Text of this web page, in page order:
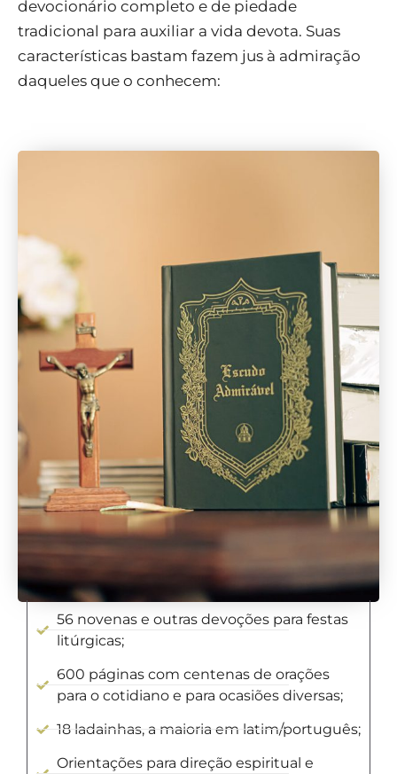
devocionário completo e de piedade
tradicional para auxiliar a vida devota. Suas
características bastam fazem jus à admiração
daqueles que o conhecem:
56 novenas e outras devoções para festas
litúrgicas;
600 páginas com centenas de orações
para o cotidiano e para ocasiões diversas;
18 ladainhas, a maioria em latim/português;
Orientações para direção espiritual e